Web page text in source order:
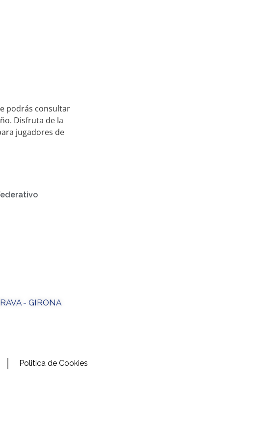
podrás consultar
Disfruta de la
jugadores de
- GIRONA
Politica de Cookies